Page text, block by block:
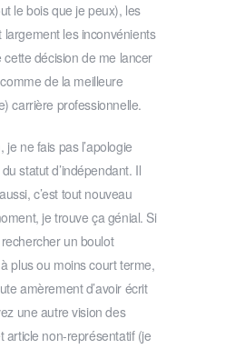
le bois que je peux), les
les inconvénients
décision de me lancer
de la meilleure
carrière professionnelle.
ne fais pas l’apologie
statut d’indépendant. Il
c’est tout nouveau
je trouve ça génial. Si
un boulot
plus ou moins court terme,
amèrement d’avoir écrit
une autre vision des
article non-représentatif (je